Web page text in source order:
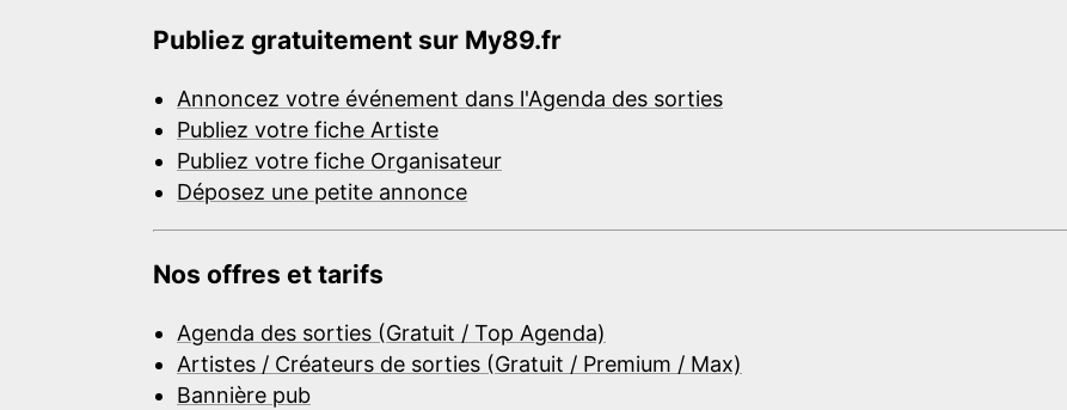
Publiez gratuitement sur My89.fr
Annoncez votre événement dans l'Agenda des sorties
Publiez votre fiche Artiste
Publiez votre fiche Organisateur
Déposez une petite annonce
Nos offres et tarifs
Agenda des sorties (Gratuit / Top Agenda)
Artistes / Créateurs de sorties (Gratuit / Premium / Max)
Bannière pub